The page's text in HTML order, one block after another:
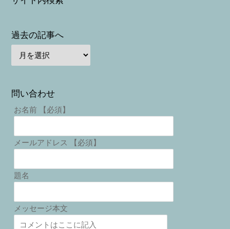
過去の記事へ
問い合わせ
お名前 【必須】
メールアドレス 【必須】
題名
メッセージ本文